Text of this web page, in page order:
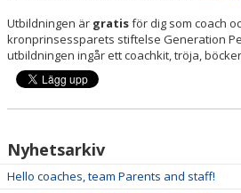
Utbildningen är gratisför dig som coach
kronprinsessparets stiftelse Generation
utbildningen ingår ettcoachkit, tröja,
Nyhetsarkiv
Hello coaches, team Parents and staff!